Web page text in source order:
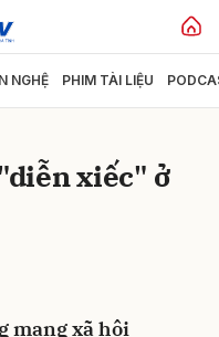
NGHỆ PHIM TÀI LIỆU
xiếc" ở
mạng xã hội